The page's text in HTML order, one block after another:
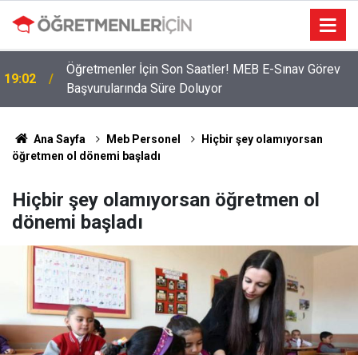
19:02
Öğretmenler İçin Son Saatler! MEB E-Sınav Görev
Başvurularında Süre Doluyor
Ana Sayfa Meb Personel
Hiçbir şey olamıyorsan
öğretmen ol dönemi başladı
Hiçbir şey olamıyorsan öğretmen ol
dönemi başladı